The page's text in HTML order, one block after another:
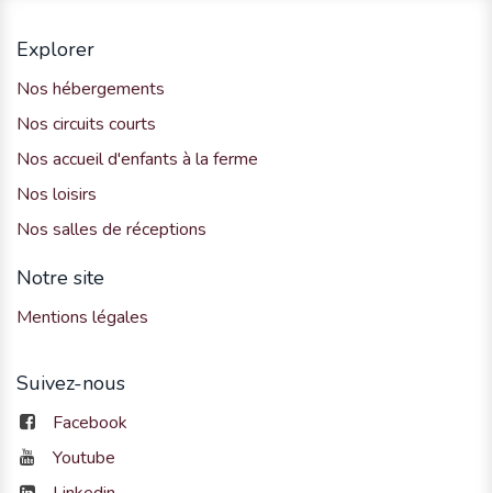
Explorer
Nos hébergements
Nos circuits courts
Nos accueil d'enfants à la ferme
Nos loisirs
Nos salles de réceptions
Notre site
Mentions légales
Suivez-nous
Facebook
Youtube